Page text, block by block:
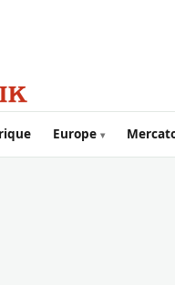
Europe